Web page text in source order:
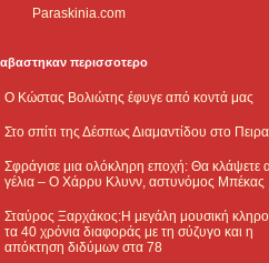
Paraskinia.com
περισσοτερο
Ο Κώστας Βολιώτης έφυγε από κοντά μας
Στο σπίτι της Δέσπως Διαμαντίδου στο
Σφράγισε μια ολόκληρη εποχή: Θα κλάψετε
γέλια – Ο Χάρρυ Κλυνν, αστυνόμος Μπέκας
Σταύρος Ξαρχάκος:Η μεγάλη μουσική
τα 40 χρόνια διαφοράς με τη σύζυγο και η
απόκτηση διδύμων στα 78